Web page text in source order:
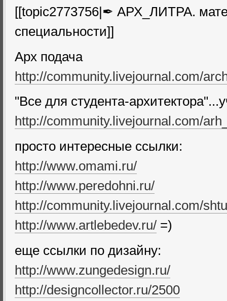
[[topic2773756|✒ АРХ_ЛИТРА.
специальности]]
Арх подача
http://community.livejournal.com/
"Все для студента-
http://community.livejournal.com/
просто интересные ссылки:
http://www.omami.ru/
http://www.peredohni.ru/
http://community.livejournal.com/
http://www.artlebedev.ru/ =)
еще ссылки по дизайну:
http://www.zungedesign.ru/
http://designcollector.ru/2500